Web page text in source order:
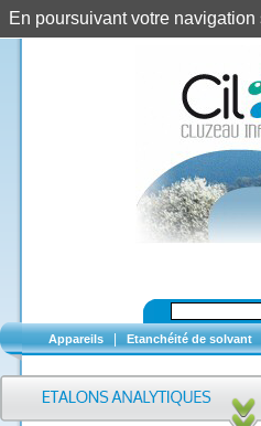
Appareils Etanchéité de solvant
En poursuivant votre